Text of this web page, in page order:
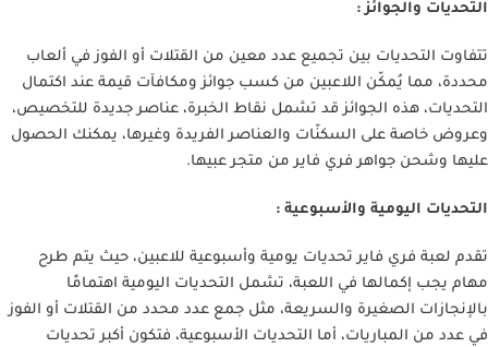
التحديات والجوائز :
تتفاوت التحديات بين تجميع عدد معين من القتلات أو الفوز في ألعاب
محددة، مما يُمكّن اللاعبين من كسب جوائز ومكافآت قيمة عند اكتمال
التحديات، هذه الجوائز قد تشمل نقاط الخبرة، عناصر جديدة للتخصيص،
وعروض خاصة على السكنّات والعناصر الفريدة وغيرها، يمكنك الحصول
عليها وشحن جواهر فري فاير من متجر عبيها.
التحديات اليومية والأسبوعية :
تقدم لعبة فري فاير تحديات يومية وأسبوعية للاعبين، حيث يتم طرح
مهام يجب إكمالها في اللعبة، تشمل التحديات اليومية اهتمامًا
بالإنجازات الصغيرة والسريعة، مثل جمع عدد محدد من القتلات أو الفوز
في عدد من المباريات، أما التحديات الأسبوعية، فتكون أكبر تحديات